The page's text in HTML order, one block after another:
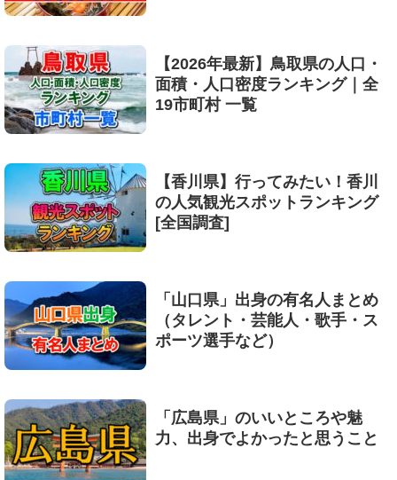
【2026年最新】鳥取県の人口・
面積・人口密度ランキング｜全
19市町村 一覧
【香川県】行ってみたい！香川
の人気観光スポットランキング
[全国調査]
「山口県」出身の有名人まとめ
（タレント・芸能人・歌手・ス
ポーツ選手など）
「広島県」のいいところや魅
力、出身でよかったと思うこと